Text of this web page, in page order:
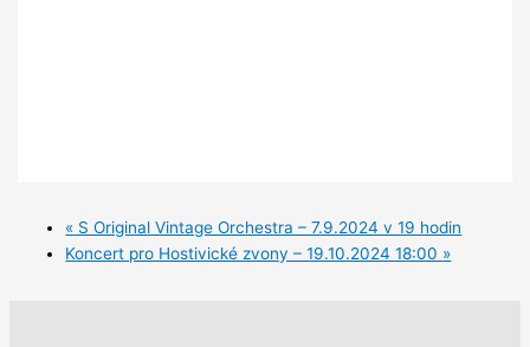
« S Original Vintage Orchestra – 7.9.2024 v 19 hodin
Koncert pro Hostivické zvony – 19.10.2024 18:00 »